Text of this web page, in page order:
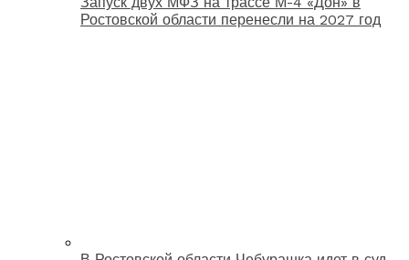
Ростовской области перенесли на 2027 год